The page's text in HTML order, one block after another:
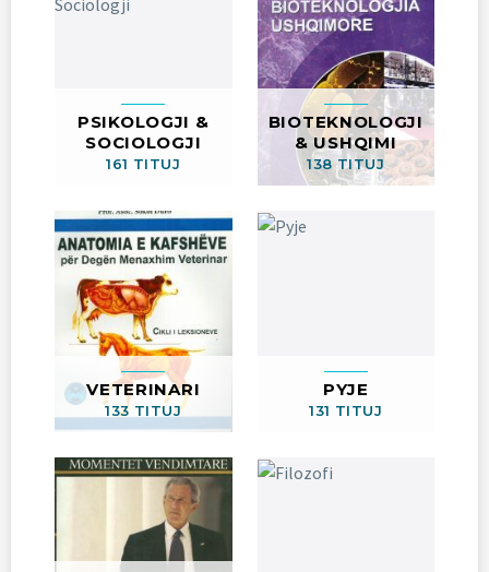
PSIKOLOGJI &
SOCIOLOGJI
161 TITUJ
BIOTEKNOLOGJI
& USHQIMI
138 TITUJ
VETERINARI
133 TITUJ
PYJE
131 TITUJ